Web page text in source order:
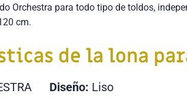
Orchestra para todo tipo de toldos,
cm.
de la lona
Diseño: Liso